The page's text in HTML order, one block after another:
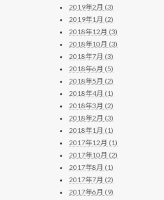
2019年2月 (3)
2019年1月 (2)
2018年12月 (3)
2018年10月 (3)
2018年7月 (3)
2018年6月 (5)
2018年5月 (2)
2018年4月 (1)
2018年3月 (2)
2018年2月 (3)
2018年1月 (1)
2017年12月 (1)
2017年10月 (2)
2017年8月 (1)
2017年7月 (2)
2017年6月 (9)